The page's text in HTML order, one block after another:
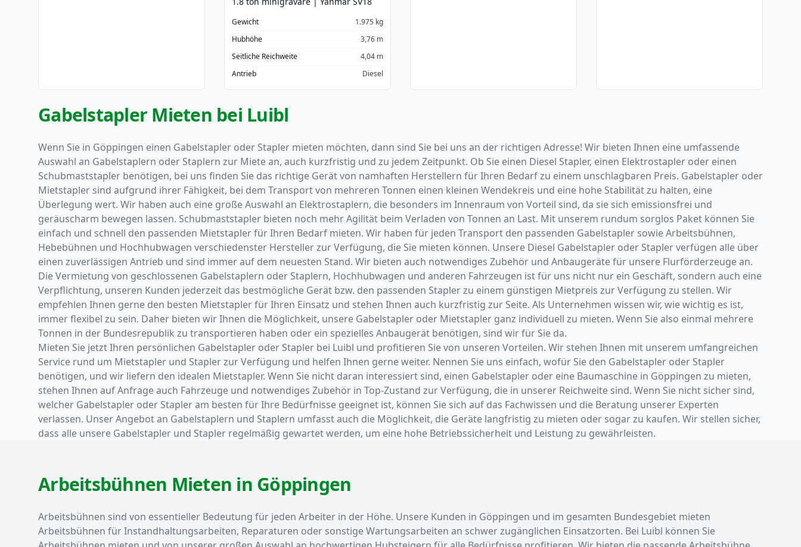
Gewicht
1.975 kg
Hubhöhe
3,76 m
Seitliche Reichweite
4,04 m
Antrieb
Diesel
Gabelstapler Mieten bei Luibl
Wenn Sie in Göppingen einen Gabelstapler oder Stapler mieten möchten, dann sind Sie bei uns an der richtigen Adresse! Wir bieten Ihnen eine umfassende
Auswahl an Gabelstaplern oder Staplern zur Miete an, auch kurzfristig und zu jedem Zeitpunkt. Ob Sie einen Diesel Stapler, einen Elektrostapler oder einen
Schubmaststapler benötigen, bei uns finden Sie das richtige Gerät von namhaften Herstellern für Ihren Bedarf zu einem unschlagbaren Preis. Gabelstapler oder
Mietstapler sind aufgrund ihrer Fähigkeit, bei dem Transport von mehreren Tonnen einen kleinen Wendekreis und eine hohe Stabilität zu halten, eine
Überlegung wert. Wir haben auch eine große Auswahl an Elektrostaplern, die besonders im Innenraum von Vorteil sind, da sie sich emissionsfrei und
geräuscharm bewegen lassen. Schubmaststapler bieten noch mehr Agilität beim Verladen von Tonnen an Last. Mit unserem rundum sorglos Paket können Sie
einfach und schnell den passenden Mietstapler für Ihren Bedarf mieten. Wir haben für jeden Transport den passenden Gabelstapler sowie Arbeitsbühnen,
Hebebühnen und Hochhubwagen verschiedenster Hersteller zur Verfügung, die Sie mieten können. Unsere Diesel Gabelstapler oder Stapler verfügen alle über
einen zuverlässigen Antrieb und sind immer auf dem neuesten Stand. Wir bieten auch notwendiges Zubehör und Anbaugeräte für unsere Flurförderzeuge an.
Die Vermietung von geschlossenen Gabelstaplern oder Staplern, Hochhubwagen und anderen Fahrzeugen ist für uns nicht nur ein Geschäft, sondern auch eine
Verpflichtung, unseren Kunden jederzeit das bestmögliche Gerät bzw. den passenden Stapler zu einem günstigen Mietpreis zur Verfügung zu stellen. Wir
empfehlen Ihnen gerne den besten Mietstapler für Ihren Einsatz und stehen Ihnen auch kurzfristig zur Seite. Als Unternehmen wissen wir, wie wichtig es ist,
immer flexibel zu sein. Daher bieten wir Ihnen die Möglichkeit, unsere Gabelstapler oder Mietstapler ganz individuell zu mieten. Wenn Sie also einmal mehrere
Tonnen in der Bundesrepublik zu transportieren haben oder ein spezielles Anbaugerät benötigen, sind wir für Sie da.
Mieten Sie jetzt Ihren persönlichen Gabelstapler oder Stapler bei Luibl und profitieren Sie von unseren Vorteilen. Wir stehen Ihnen mit unserem umfangreichen
Service rund um Mietstapler und Stapler zur Verfügung und helfen Ihnen gerne weiter. Nennen Sie uns einfach, wofür Sie den Gabelstapler oder Stapler
benötigen, und wir liefern den idealen Mietstapler. Wenn Sie nicht daran interessiert sind, einen Gabelstapler oder eine Baumaschine in Göppingen zu mieten,
stehen Ihnen auf Anfrage auch Fahrzeuge und notwendiges Zubehör in Top-Zustand zur Verfügung, die in unserer Reichweite sind. Wenn Sie nicht sicher sind,
welcher Gabelstapler oder Stapler am besten für Ihre Bedürfnisse geeignet ist, können Sie sich auf das Fachwissen und die Beratung unserer Experten
verlassen. Unser Angebot an Gabelstaplern und Staplern umfasst auch die Möglichkeit, die Geräte langfristig zu mieten oder sogar zu kaufen. Wir stellen sicher,
dass alle unsere Gabelstapler und Stapler regelmäßig gewartet werden, um eine hohe Betriebssicherheit und Leistung zu gewährleisten.
Arbeitsbühnen Mieten in Göppingen
Arbeitsbühnen sind von essentieller Bedeutung für jeden Arbeiter in der Höhe. Unsere Kunden in Göppingen und im gesamten Bundesgebiet mieten
Arbeitsbühnen für Instandhaltungsarbeiten, Reparaturen oder sonstige Wartungsarbeiten an schwer zugänglichen Einsatzorten. Bei Luibl können Sie